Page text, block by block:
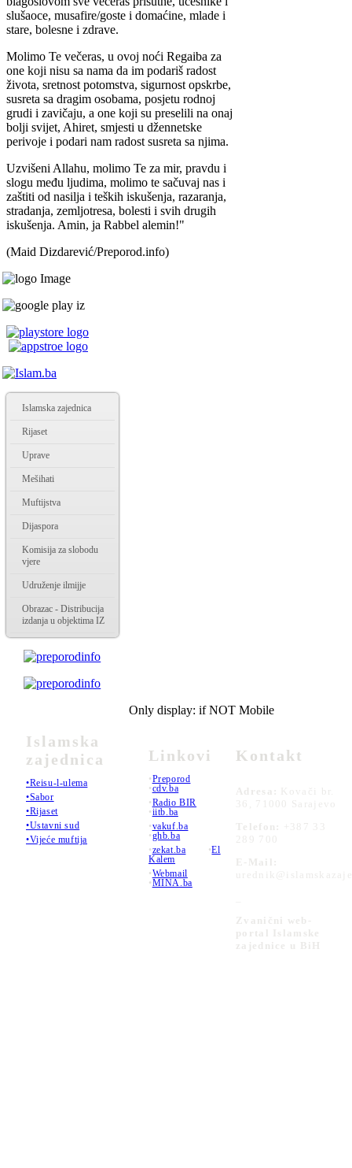
slušaoce, musafire/goste i domaćine, mlade i
stare, bolesne i zdrave.
Molimo Te večeras, u ovoj noći Regaiba za
one koji nisu sa nama da im podariš radost
života, sretnost potomstva, sigurnost opskrbe,
susreta sa dragim osobama, posjetu rodnoj
grudi i zavičaju, a one koji su preselili na onaj
bolji svijet, Ahiret, smjesti u džennetske
perivoje i podari nam radost susreta sa njima.
Uzvišeni Allahu, molimo Te za mir, pravdu i
slogu među ljudima, molimo te sačuvaj nas i
zaštiti od nasilja i teških iskušenja, razaranja,
stradanja, zemljotresa, bolesti i svih drugih
iskušenja. Amin, ja Rabbel alemin!"
(Maid Dizdarević/Preporod.info)
Islamska zajednica
Rijaset
Uprave
Mešihati
Muftijstva
Dijaspora
Komisija za slobodu
vjere
Udruženje ilmijje
Obrazac - Distribucija
izdanja u objektima IZ
Islamska
zajednica
•Reisu-l-ulema
•Sabor
•Rijaset
•Ustavni sud
•Vijeće muftija
Only display: if NOT Mobile
Linkovi
•Preporod
•cdv.ba
•Radio BIR
•iitb.ba
•vakuf.ba
•ghb.ba
•zekat.ba •El
Kalem
•Webmail
•MINA.ba
Kontakt
Adresa:
Kovači br.
36, 71000 Sarajevo
Telefon:
+387 33
289 700
E-Mail:
Zvanični web-
portal Islamske
zajednice u BiH